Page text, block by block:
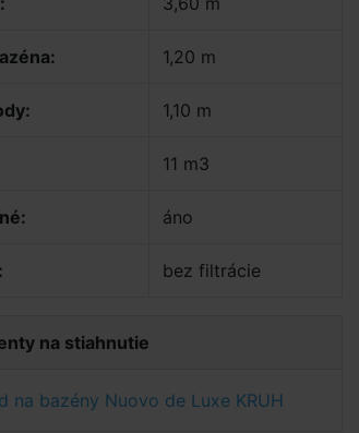
1,20 m
1,10 m
11 m3
áno
bez filtrácie
na stiahnutie
na bazény Nuovo de Luxe KRUH